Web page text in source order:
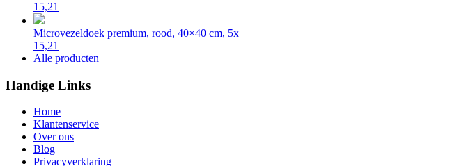
15,21
Microvezeldoek premium, rood, 40×40 cm, 5x
15,21
Alle producten
Handige Links
Home
Klantenservice
Over ons
Blog
Privacyverklaring